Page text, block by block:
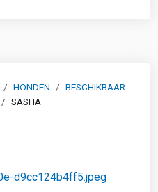
HONDEN
BESCHIKBAAR
SASHA